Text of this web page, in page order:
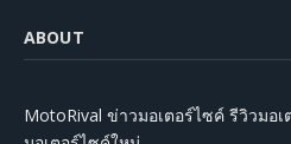
ABOUT
MotoRival ข่าวมอเตอร์ไซค์ รีวิวมอ